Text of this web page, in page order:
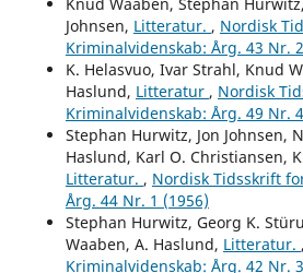
Johnsen, Litteratur. , Nordisk
Kriminalvidenskab: Årg. 43 Nr.
K. Helasvuo, Ivar Strahl, Knud
Haslund, Litteratur , Nordisk
Kriminalvidenskab: Årg. 49 Nr.
Stephan Hurwitz, Jon Johnsen,
Haslund, Karl O. Christiansen,
Litteratur. , Nordisk Tidsskrift
Årg. 44 Nr. 1 (1956)
Stephan Hurwitz, Georg K.
Waaben, A. Haslund, Litteratur. ,
Kriminalvidenskab: Årg. 42 Nr.